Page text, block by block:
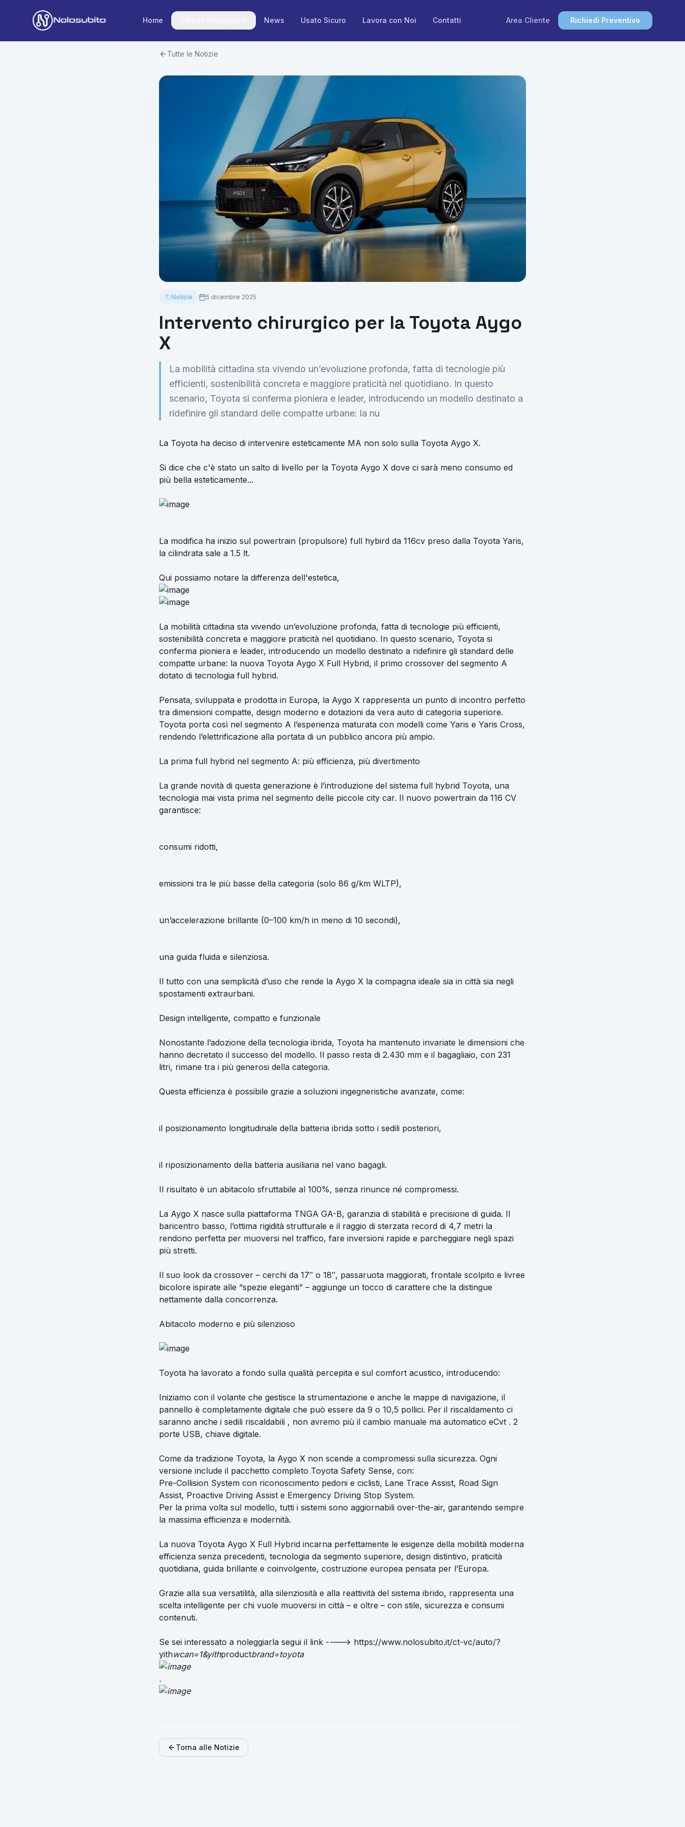
Home News Usato Sicuro Lavora con Noi Contatti Area Cliente Richiedi Preventivo
Richiedi Preventivo
Tutte le Notizie
Notizie 5 dicembre 2025
Intervento chirurgico per la Toyota Aygo
X
La mobilità cittadina sta vivendo un’evoluzione profonda, fatta di tecnologie più
efficienti, sostenibilità concreta e maggiore praticità nel quotidiano. In questo
scenario, Toyota si conferma pioniera e leader, introducendo un modello destinato a
ridefinire gli standard delle compatte urbane: la nu
La Toyota ha deciso di intervenire esteticamente MA non solo sulla Toyota Aygo X.
Si dice che c'è stato un salto di livello per la Toyota Aygo X dove ci sarà meno consumo ed
più bella esteticamente...
La modifica ha inizio sul powertrain (propulsore) full hybird da 116cv preso dalla Toyota Yaris,
la cilindrata sale a 1.5 lt.
Qui possiamo notare la differenza dell'estetica,
La mobilità cittadina sta vivendo un’evoluzione profonda, fatta di tecnologie più efficienti,
sostenibilità concreta e maggiore praticità nel quotidiano. In questo scenario, Toyota si
conferma pioniera e leader, introducendo un modello destinato a ridefinire gli standard delle
compatte urbane: la nuova Toyota Aygo X Full Hybrid, il primo crossover del segmento A
dotato di tecnologia full hybrid.
Pensata, sviluppata e prodotta in Europa, la Aygo X rappresenta un punto di incontro perfetto
tra dimensioni compatte, design moderno e dotazioni da vera auto di categoria superiore.
Toyota porta così nel segmento A l’esperienza maturata con modelli come Yaris e Yaris Cross,
rendendo l’elettrificazione alla portata di un pubblico ancora più ampio.
La prima full hybrid nel segmento A: più efficienza, più divertimento
La grande novità di questa generazione è l’introduzione del sistema full hybrid Toyota, una
tecnologia mai vista prima nel segmento delle piccole city car. Il nuovo powertrain da 116 CV
garantisce:
consumi ridotti,
emissioni tra le più basse della categoria (solo 86 g/km WLTP),
un’accelerazione brillante (0–100 km/h in meno di 10 secondi),
una guida fluida e silenziosa.
Il tutto con una semplicità d’uso che rende la Aygo X la compagna ideale sia in città sia negli
spostamenti extraurbani.
Design intelligente, compatto e funzionale
Nonostante l’adozione della tecnologia ibrida, Toyota ha mantenuto invariate le dimensioni che
hanno decretato il successo del modello. Il passo resta di 2.430 mm e il bagagliaio, con 231
litri, rimane tra i più generosi della categoria.
Questa efficienza è possibile grazie a soluzioni ingegneristiche avanzate, come:
il posizionamento longitudinale della batteria ibrida sotto i sedili posteriori,
il riposizionamento della batteria ausiliaria nel vano bagagli.
Il risultato è un abitacolo sfruttabile al 100%, senza rinunce né compromessi.
La Aygo X nasce sulla piattaforma TNGA GA-B, garanzia di stabilità e precisione di guida. Il
baricentro basso, l’ottima rigidità strutturale e il raggio di sterzata record di 4,7 metri la
rendono perfetta per muoversi nel traffico, fare inversioni rapide e parcheggiare negli spazi
più stretti.
Il suo look da crossover – cerchi da 17″ o 18″, passaruota maggiorati, frontale scolpito e livree
bicolore ispirate alle “spezie eleganti” – aggiunge un tocco di carattere che la distingue
nettamente dalla concorrenza.
Abitacolo moderno e più silenzioso
Toyota ha lavorato a fondo sulla qualità percepita e sul comfort acustico, introducendo:
Iniziamo con il volante che gestisce la strumentazione e anche le mappe di navigazione, il
pannello è completamente digitale che può essere da 9 o 10,5 pollici. Per il riscaldamento ci
saranno anche i sedili riscaldabili , non avremo più il cambio manuale ma automatico eCvt . 2
porte USB, chiave digitale.
Come da tradizione Toyota, la Aygo X non scende a compromessi sulla sicurezza. Ogni
versione include il pacchetto completo Toyota Safety Sense, con:
Pre-Collision System con riconoscimento pedoni e ciclisti, Lane Trace Assist, Road Sign
Assist, Proactive Driving Assist e Emergency Driving Stop System.
Per la prima volta sul modello, tutti i sistemi sono aggiornabili over-the-air, garantendo sempre
la massima efficienza e modernità.
La nuova Toyota Aygo X Full Hybrid incarna perfettamente le esigenze della mobilità moderna
efficienza senza precedenti, tecnologia da segmento superiore, design distintivo, praticità
quotidiana, guida brillante e coinvolgente, costruzione europea pensata per l’Europa.
Grazie alla sua versatilità, alla silenziosità e alla reattività del sistema ibrido, rappresenta una
scelta intelligente per chi vuole muoversi in città – e oltre – con stile, sicurezza e consumi
contenuti.
Se sei interessato a noleggiarla segui il link ----> https://www.nolosubito.it/ct-vc/auto/?
yithwcan=1&yithproductbrand=toyota
.
Torna alle Notizie